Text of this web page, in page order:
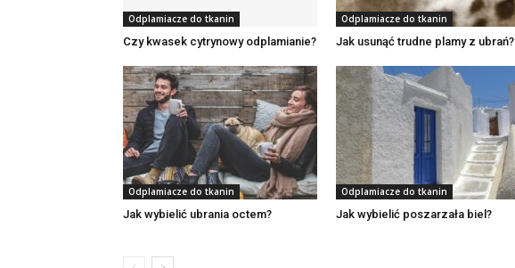
Odplamiacze do tkanin
Czy kwasek cytrynowy odplamianie?
Odplamiacze do tkanin
Jak usunąć trudne plamy z ubrań?
Odplamiacze do tkanin
Jak wybielić ubrania octem?
Odplamiacze do tkanin
Jak wybielić poszarzała biel?